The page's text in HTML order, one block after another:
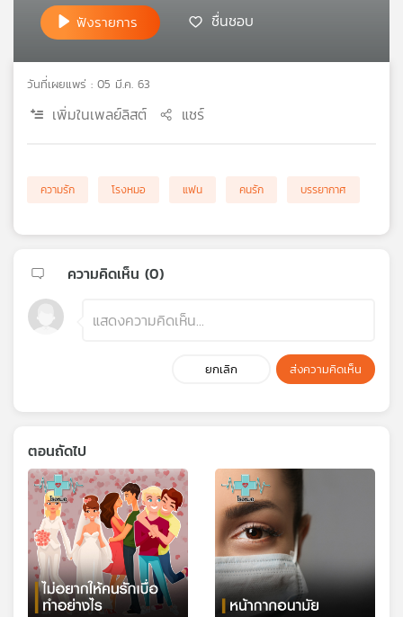
เครือ
ข่าย
ไทย
วิทยุ
ข่าย
ฟังรายการ ชื่นชอบ
วันที่เผยแพร่ : 05 มี.ค. 63
เพิ่มในเพลย์ลิสต์ แชร์
ความรัก โรงหมอ แฟน คนรัก บรรยากาศ
ความคิดเห็น (0)
ยกเลิก ส่งความคิดเห็น
ตอนถัดไป